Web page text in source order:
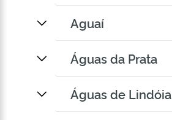
Aguaí
Águas da Prata
Águas de Lindóia